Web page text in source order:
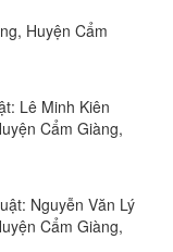
Huyện Cẩm
Lê Minh Kiên
Cẩm Giàng,
Nguyễn Văn Lý
Cẩm Giàng,